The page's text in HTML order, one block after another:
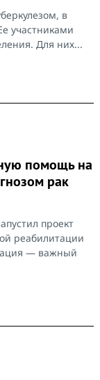
в
участниками
Для них...
помощь на
рак
проект
реабилитации
— важный